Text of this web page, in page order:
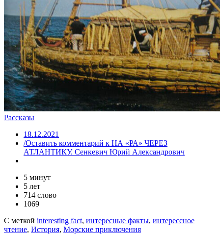
Рассказы
18.12.2021
/Оставить комментарий к НА «РА» ЧЕРЕЗ
АТЛАНТИКУ. Сенкевич Юрий Александрович
5 минут
5 лет
714 слово
1069
С меткой interesting fact, интересные факты, интерессное
чтение, История, Морские приключения